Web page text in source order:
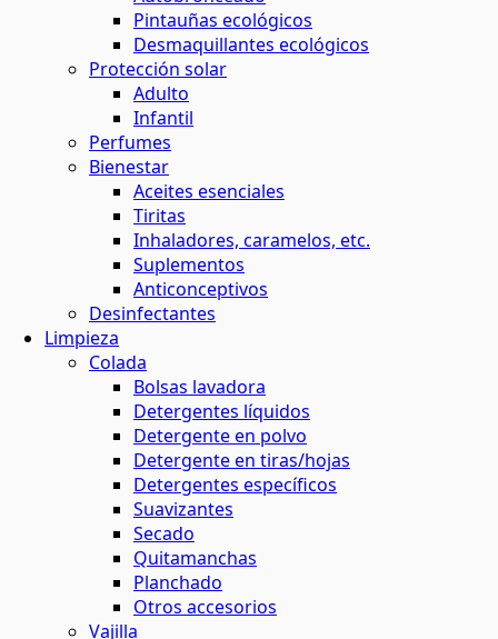
Pintauñas ecológicos
Desmaquillantes ecológicos
Protección solar
Adulto
Infantil
Perfumes
Bienestar
Aceites esenciales
Tiritas
Inhaladores, caramelos, etc.
Suplementos
Anticonceptivos
Desinfectantes
Limpieza
Colada
Bolsas lavadora
Detergentes líquidos
Detergente en polvo
Detergente en tiras/hojas
Detergentes específicos
Suavizantes
Secado
Quitamanchas
Planchado
Otros accesorios
Vajilla